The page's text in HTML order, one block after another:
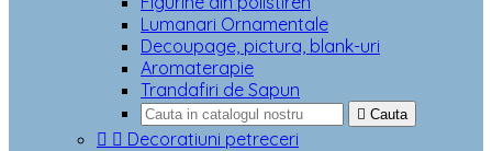
Lumanari Ornamentale
Decoupage, pictura, blank-uri
Aromaterapie
Trandafiri de Sapun
 Cauta
  Decoratiuni petreceri